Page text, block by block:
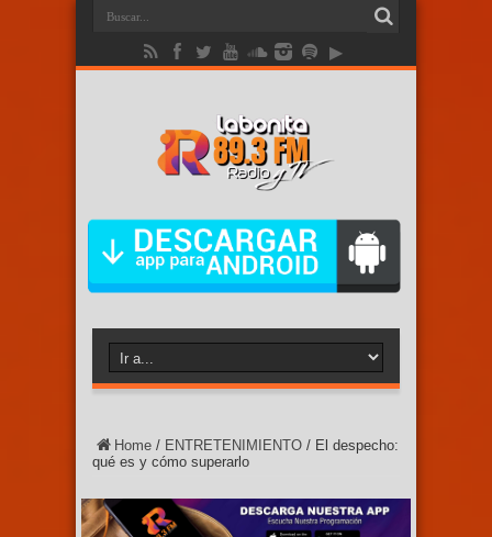
Home / ENTRETENIMIENTO / El despecho:
qué es y cómo superarlo